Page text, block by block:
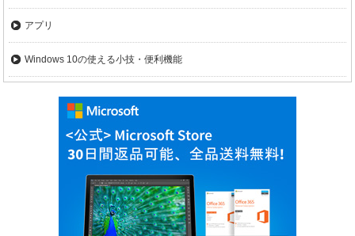
アプリ
Windows 10の使える小技・便利機能